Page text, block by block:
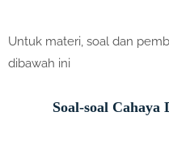
Untuk materi, soal dan
dibawah ini
Soal-soal